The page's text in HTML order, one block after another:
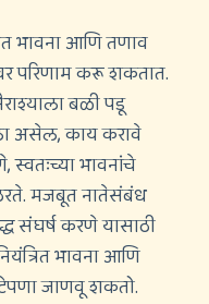
भावना आणि तणाव
परिणाम करू शकतात.
बळी पडू
असेल, काय करावे
भावनांचे
मजबूत नातेसंबंध
संघर्ष करणे यासाठी
भावना आणि
जाणवू शकतो.